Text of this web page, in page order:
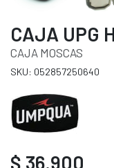
CAJA UPG
CAJA MOSCAS
SKU: 052857250640
$ 36.900